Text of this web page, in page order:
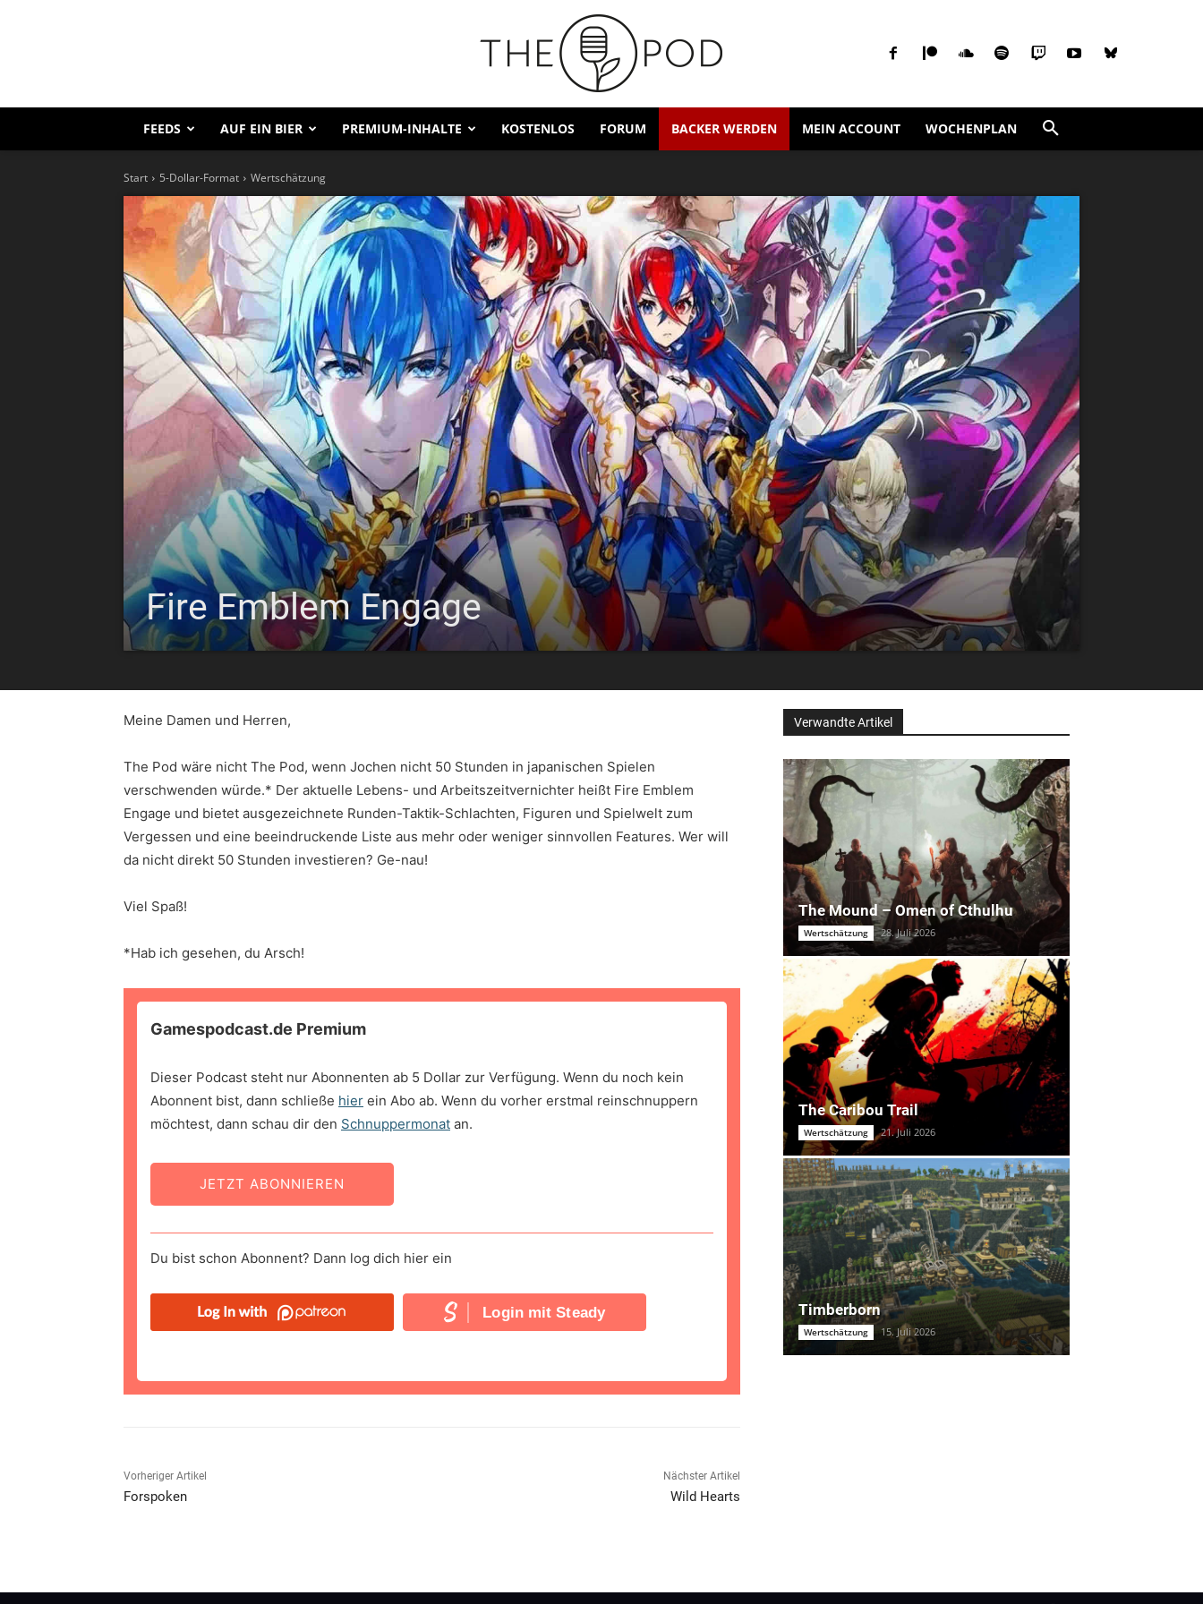
FEEDS AUF EIN BIER PREMIUM-INHALTE KOSTENLOS FORUM BACKER WERDEN MEIN ACCOUNT WOCHENPLAN
Start 5-Dollar-Format Wertschätzung
Fire Emblem Engage
Meine Damen und Herren,
The Pod wäre nicht The Pod, wenn Jochen nicht 50 Stunden in japanischen Spielen
verschwenden würde.* Der aktuelle Lebens- und Arbeitszeitvernichter heißt Fire Emblem
Engage und bietet ausgezeichnete Runden-Taktik-Schlachten, Figuren und Spielwelt zum
Vergessen und eine beeindruckende Liste aus mehr oder weniger sinnvollen Features. Wer will
da nicht direkt 50 Stunden investieren? Ge-nau!
Viel Spaß!
*Hab ich gesehen, du Arsch!
Gamespodcast.de Premium
Dieser Podcast steht nur Abonnenten ab 5 Dollar zur Verfügung. Wenn du noch kein
Abonnent bist, dann schließe hier ein Abo ab. Wenn du vorher erstmal reinschnuppern
möchtest, dann schau dir den Schnuppermonat an.
JETZT ABONNIEREN
Du bist schon Abonnent? Dann log dich hier ein
Login mit Steady
Vorheriger Artikel
Forspoken
Nächster Artikel
Wild Hearts
Verwandte Artikel
The Mound – Omen of Cthulhu
Wertschätzung 28. Juli 2026
The Caribou Trail
Wertschätzung 21. Juli 2026
Timberborn
Wertschätzung 15. Juli 2026